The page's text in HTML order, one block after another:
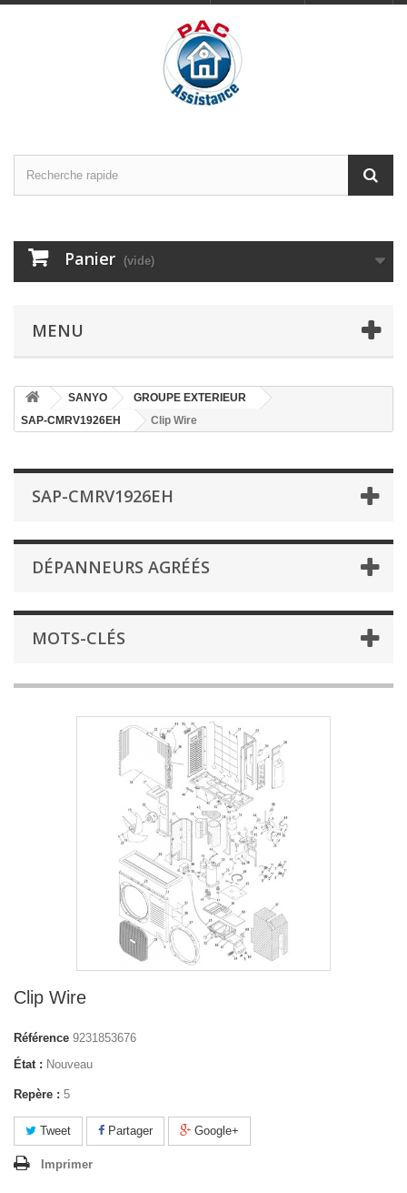
Panier (vide)
MENU
SANYO
GROUPE EXTERIEUR
SAP-CMRV1926EH
Clip Wire
SAP-CMRV1926EH
DÉPANNEURS AGRÉÉS
MOTS-CLÉS
Clip Wire
Référence 9231853676
État : Nouveau
Repère : 5
Tweet Partager Google+
Imprimer